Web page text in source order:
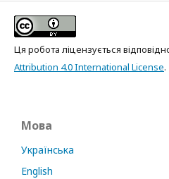
Ця робота ліцензується
Attribution 4.0 International License.
Мова
Українська
English